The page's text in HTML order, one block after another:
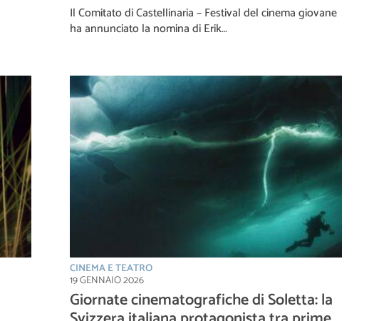
Il Comitato di Castellinaria – Festival del cinema giovane
ha annunciato la nomina di Erik…
CINEMA E TEATRO
19 GENNAIO 2026
Giornate cinematografiche di Soletta: la